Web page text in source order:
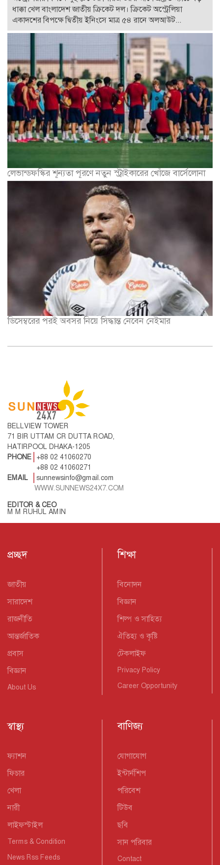
ধাক্কা খেল বাংলাদেশ জাতীয় ক্রিকেট দল। ক্রিকেট অস্ট্রেলিয়া
একাদশের বিপক্ষে দ্বিতীয় ইনিংসে মাত্র ৫৪ রানে অলআউট...
লেভান্ডফস্কির শূন্যতা পূরণে নতুন স্ট্রাইকারের খোঁজে বার্সেলোনা
ডিসেম্বরের পরই অবসর নিয়ে সিদ্ধান্ত নেবেন নেইমার
BELLVIEW TOWER
71 BIR UTTAM CR DUTTA ROAD,
HATIRPOOL DHAKA-1205
PHONE
+88 02 41060270
+88 02 41060271
EMAIL
sunnewsinfo@gmail.com
WWW.SUNNEWS24X7.COM
EDITOR & CEO
M M RUHUL AMIN
প্রচ্ছদ
জাতীয়
সারাদেশ
রাজনীতি
আন্তর্জাতিক
প্রবাস
বিজ্ঞান
About Us
শিক্ষা
বিনোদন
বিজ্ঞান
শিল্প ও সাহিত্য
ঐতিহ্য ও কৃষ্টি
টেকলাইফ
Privacy Policy
Career Opportunity
স্বাস্থ্য
ফ্যাশন
ফিচার
খেলা
নারী
লাইফস্টাইল
Terms & Condition
News Rss Feeds
বাণিজ্য
যোগাযোগ
ইন্টার্নশিপ
পরিবেশ
টিউব
ছবি
সান পরিবার
Contact